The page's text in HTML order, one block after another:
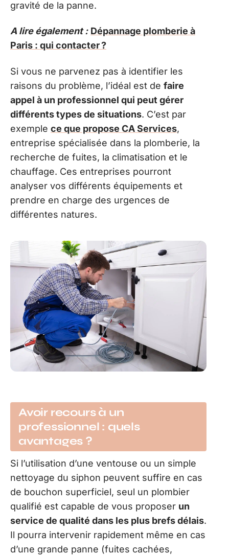
gravité de la panne.
A lire également : Dépannage plomberie à
Paris : qui contacter ?
Si vous ne parvenez pas à identifier les
raisons du problème, l’idéal est de faire
appel à un professionnel qui peut gérer
différents types de situations. C’est par
exemple ce que propose CA Services,
entreprise spécialisée dans la plomberie, la
recherche de fuites, la climatisation et le
chauffage. Ces entreprises pourront
analyser vos différents équipements et
prendre en charge des urgences de
différentes natures.
Avoir recours à un
professionnel : quels
avantages ?
Si l’utilisation d’une ventouse ou un simple
nettoyage du siphon peuvent suffire en cas
de bouchon superficiel, seul un plombier
qualifié est capable de vous proposer un
service de qualité dans les plus brefs délais.
Il pourra intervenir rapidement même en cas
d’une grande panne (fuites cachées,